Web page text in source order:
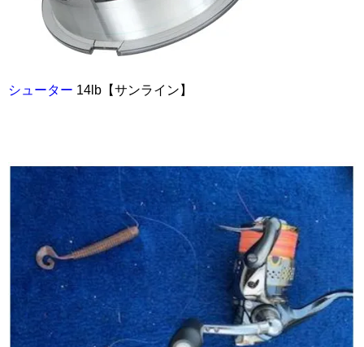
シューター 14lb【サンライン】